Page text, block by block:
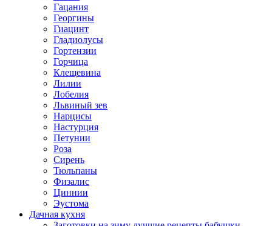
Гацания
Георгины
Гиацинт
Гладиолусы
Гортензии
Горчица
Клещевина
Лилии
Лобелия
Львиный зев
Нарцисы
Настурция
Петунии
Роза
Сирень
Тюльпаны
Физалис
Циннии
Эустома
Дачная кухня